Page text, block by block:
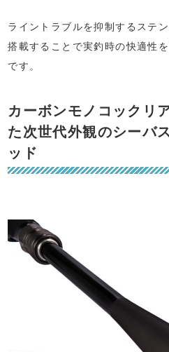
ライントラブルを抑制するステ
搭載することで実釣時の快適性
です。
カーボンモノコックリ
た次世代外観のシーバ
ッド